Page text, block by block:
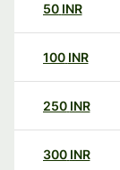
50 INR
100 INR
250 INR
300 INR